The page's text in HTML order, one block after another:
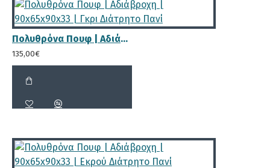
Πολυθρόνα Πουφ | Αδιάβροχη | 90x65x90x33 | Γκρι Διάτρητο Πανί
135,00€